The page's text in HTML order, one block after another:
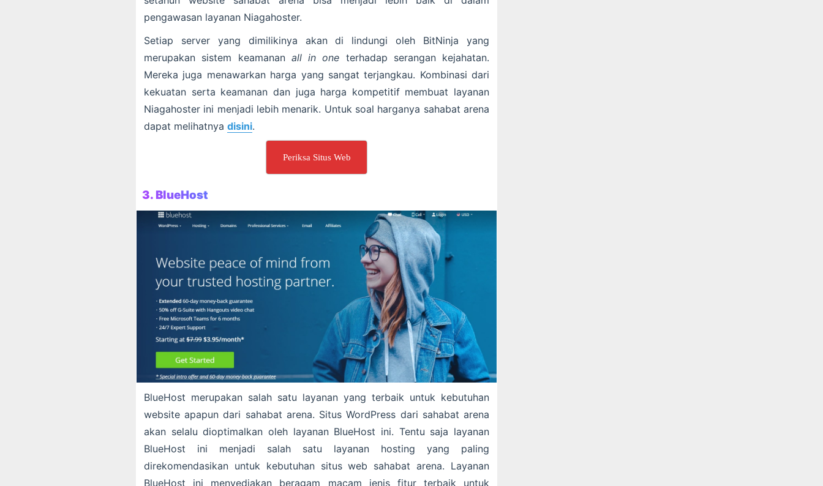
pengawasan layanan Niagahoster.
Setiap server yang dimilikinya akan di lindungi oleh BitNinja yang
merupakan sistem keamanan all in one terhadap serangan kejahatan.
Mereka juga menawarkan harga yang sangat terjangkau. Kombinasi dari
kekuatan serta keamanan dan juga harga kompetitif membuat layanan
Niagahoster ini menjadi lebih menarik. Untuk soal harganya sahabat arena
dapat melihatnya disini.
Periksa Situs Web
3. BlueHost
BlueHost merupakan salah satu layanan yang terbaik untuk kebutuhan
website apapun dari sahabat arena. Situs WordPress dari sahabat arena
akan selalu dioptimalkan oleh layanan BlueHost ini. Tentu saja layanan
BlueHost ini menjadi salah satu layanan hosting yang paling
direkomendasikan untuk kebutuhan situs web sahabat arena. Layanan
BlueHost ini menyediakan beragam macam jenis fitur terbaik untuk